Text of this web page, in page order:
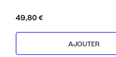
49,80 €
AJOUTER